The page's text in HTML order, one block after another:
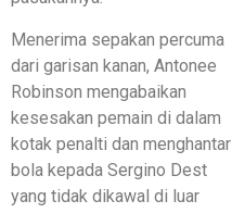
Menerima sepakan percuma
dari garisan kanan, Antonee
Robinson mengabaikan
kesesakan pemain di dalam
kotak penalti dan menghantar
bola kepada Sergino Dest
yang tidak dikawal di luar